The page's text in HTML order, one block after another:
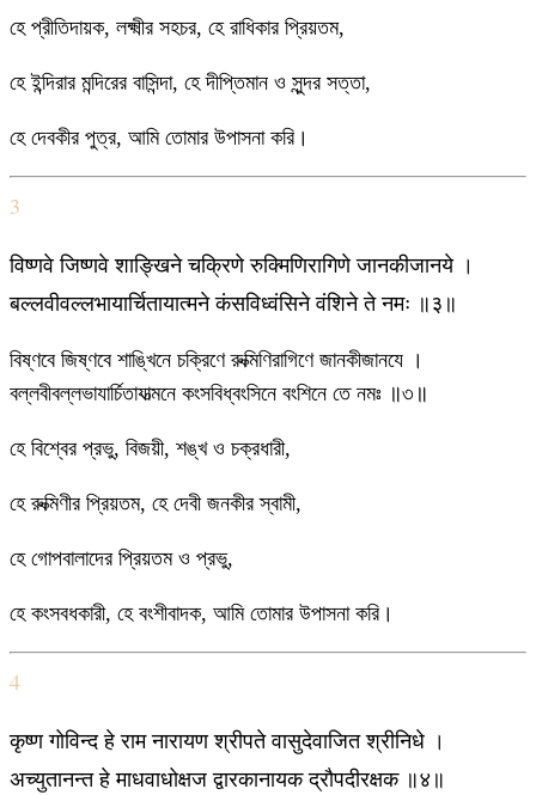
হে প্রীতিদায়ক, লক্ষ্মীর সহচর, হে রাধিকার প্রিয়তম,
হে ইন্দিরার মন্দিরের বাসিন্দা, হে দীপ্তিমান ও সুন্দর সত্তা,
হে দেবকীর পুত্র, আমি তোমার উপাসনা করি।
3
विष्णवे जिष्णवे शाङ्खिने चक्रिणे रुक्मिणिरागिणे जानकीजानये ।
बल्लवीवल्लभायार्चितायात्मने कंसविध्वंसिने वंशिने ते नमः ॥३॥
বিষ্ণবে জিষ্ণবে শাঙ্খিনে চক্রিণে রুক্মিণিরাগিণে জানকীজানযে ।
বল্লবীবল্লভাযার্চিতাযাত্মনে কংসবিধ্বংসিনে বংশিনে তে নমঃ ॥৩॥
হে বিশ্বের প্রভু, বিজয়ী, শঙ্খ ও চক্রধারী,
হে রুক্মিণীর প্রিয়তম, হে দেবী জনকীর স্বামী,
হে গোপবালাদের প্রিয়তম ও প্রভু,
হে কংসবধকারী, হে বংশীবাদক, আমি তোমার উপাসনা করি।
4
कृष्ण गोविन्द हे राम नारायण श्रीपते वासुदेवाजित श्रीनिधे ।
अच्युतानन्त हे माधवाधोक्षज द्वारकानायक द्रौपदीरक्षक ॥४॥